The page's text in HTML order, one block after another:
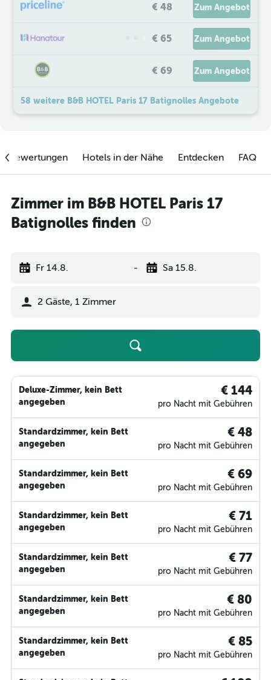
€ 48 Zum Angebot
€ 65 Zum Angebot
€ 69 Zum Angebot
58 weitere B&B HOTEL Paris 17 Batignolles Angebote
Hotels in der Nähe Entdecken FAQ
Zimmer im B&B HOTEL Paris 17
Batignolles finden
Fr 14.8. - Sa 15.8.
2 Gäste, 1 Zimmer
Deluxe-Zimmer, kein Bett
angegeben
€ 144
pro Nacht mit Gebühren
Standardzimmer, kein Bett
angegeben
€ 48
pro Nacht mit Gebühren
Standardzimmer, kein Bett
angegeben
€ 69
pro Nacht mit Gebühren
Standardzimmer, kein Bett
angegeben
€ 71
pro Nacht mit Gebühren
Standardzimmer, kein Bett
angegeben
€ 77
pro Nacht mit Gebühren
Standardzimmer, kein Bett
angegeben
€ 80
pro Nacht mit Gebühren
Standardzimmer, kein Bett
angegeben
€ 85
pro Nacht mit Gebühren